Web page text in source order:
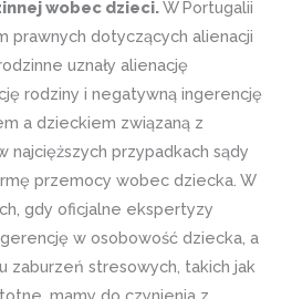
wobec dzieci.W Portugalii
prawnych dotyczących alienacji
uznały alienację
rodziny i negatywną ingerencję
a dzieckiem związaną z
najcięższych przypadkach sądy
przemocy wobec dziecka. W
gdy oficjalne ekspertyzy
w osobowość dziecka, a
zaburzeń stresowych, takich jak
mamy do czynienia z